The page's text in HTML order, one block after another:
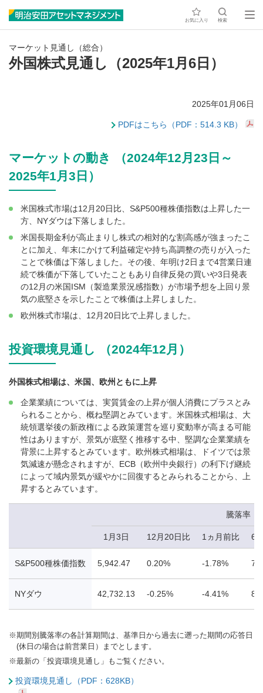
お気に入り 検索
マーケット見通し（総合）
外国株式見通し（2025年1月6日）
2025年01月06日
PDFはこちら（PDF：514.3 KB）
マーケットの動き （2024年12月23日～
2025年1月3日）
米国株式市場は12月20日比、S&P500種株価指数は上昇した一
方、NYダウは下落しました。
米国長期金利が高止まりし株式の相対的な割高感が強まったこ
とに加え、年末にかけて利益確定や持ち高調整の売りが入った
ことで株価は下落しました。その後、年明け2日まで4営業日連
続で株価が下落していたこともあり自律反発の買いや3日発表
の12月の米国ISM（製造業景況感指数）が市場予想を上回り景
気の底堅さを示したことで株価は上昇しました。
欧州株式市場は、12月20日比で上昇しました。
投資環境見通し （2024年12月）
外国株式相場は、米国、欧州ともに上昇
企業業績については、実質賃金の上昇が個人消費にプラスとみ
られることから、概ね堅調とみています。米国株式相場は、大
統領選挙後の新政権による政策運営を巡り変動率が高まる可能
性はありますが、景気が底堅く推移する中、堅調な企業業績を
背景に上昇するとみています。欧州株式相場は、ドイツでは景
気減速が懸念されますが、ECB（欧州中央銀行）の利下げ継続
によって域内景気が緩やかに回復するとみられることから、上
昇するとみています。
騰落率
1月3日 12月20日比 1ヵ月前比 6
S&P500種株価指数 5,942.47 0.20% -1.78%
NYダウ 42,732.13 -0.25% -4.41%
※期間別騰落率の各計算期間は、基準日から過去に遡った期間の応答日
(休日の場合は前営業日）までとします。
※最新の「投資環境見通し」もご覧ください。
投資環境見通し（PDF：628KB）